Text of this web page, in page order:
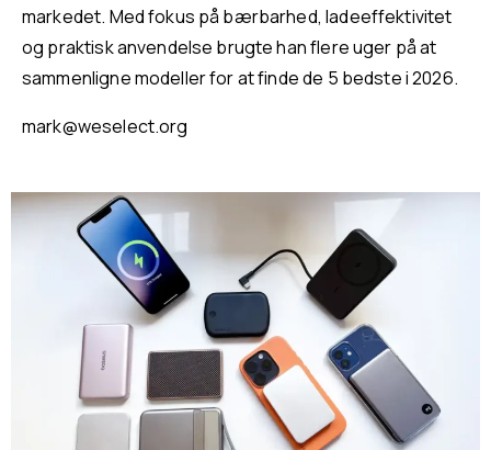
markedet. Med fokus på bærbarhed, ladeeffektivitet
og praktisk anvendelse brugte han flere uger på at
sammenligne modeller for at finde de 5 bedste i 2026.
mark@weselect.org